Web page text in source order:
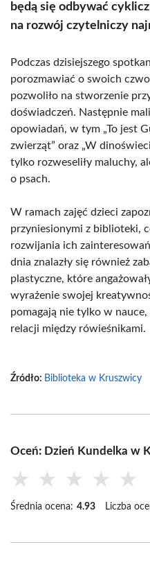
będą się odbywać
na rozwój czytelniczy
Podczas dzisiejszego
porozmawiać o swoich
pozwoliło na stworzenie
doświadczeń. Następnie
opowiadań, w tym „To jest
zwierząt” oraz „W
tylko rozweseliły maluchy,
o psach.
W ramach zajęć dzieci
przyniesionymi z biblioteki,
rozwijania ich
dnia znalazły się również
plastyczne, które
wyrażenie swojej
pomagają nie tylko w
relacji między rówieśnikami.
Źródło: Biblioteka w Kruszwicy
Oceń: Dzień Kundelka w
★ ★ ★ ★ ★
Średnia ocena: 4.93 Liczba